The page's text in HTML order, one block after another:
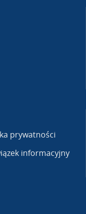
prywatności
informacyjny